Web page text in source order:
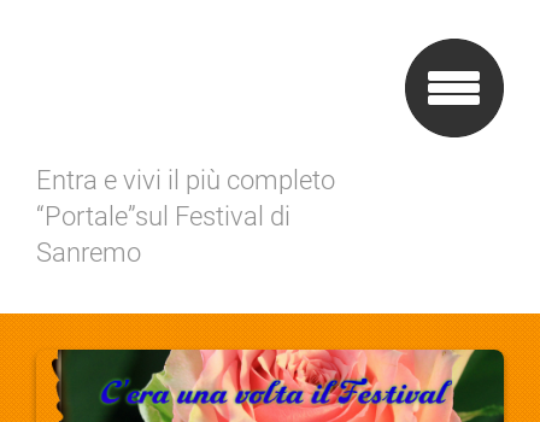
Entra e vivi il più completo
“Portale”sul Festival di
Sanremo